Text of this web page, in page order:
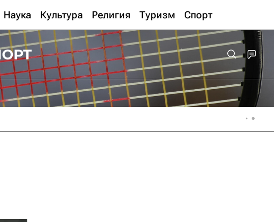
Наука Культура Религия Туризм Спорт